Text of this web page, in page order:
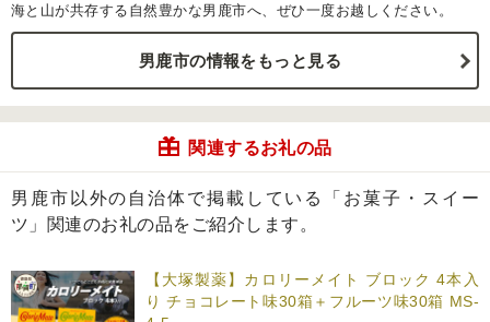
海と山が共存する自然豊かな男鹿市へ、ぜひ一度お越しください。
男鹿市の情報をもっと見る
関連するお礼の品
男鹿市以外の自治体で掲載している「お菓子・スイー
ツ」関連のお礼の品をご紹介します。
【大塚製薬】カロリーメイト ブロック 4本入
り チョコレート味30箱＋フルーツ味30箱 MS-